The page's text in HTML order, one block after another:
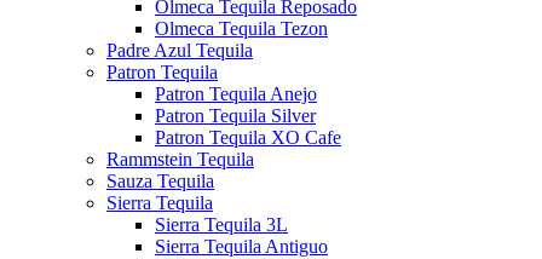
Olmeca Tequila Reposado
Olmeca Tequila Tezon
Padre Azul Tequila
Patron Tequila
Patron Tequila Anejo
Patron Tequila Silver
Patron Tequila XO Cafe
Rammstein Tequila
Sauza Tequila
Sierra Tequila
Sierra Tequila 3L
Sierra Tequila Antiguo